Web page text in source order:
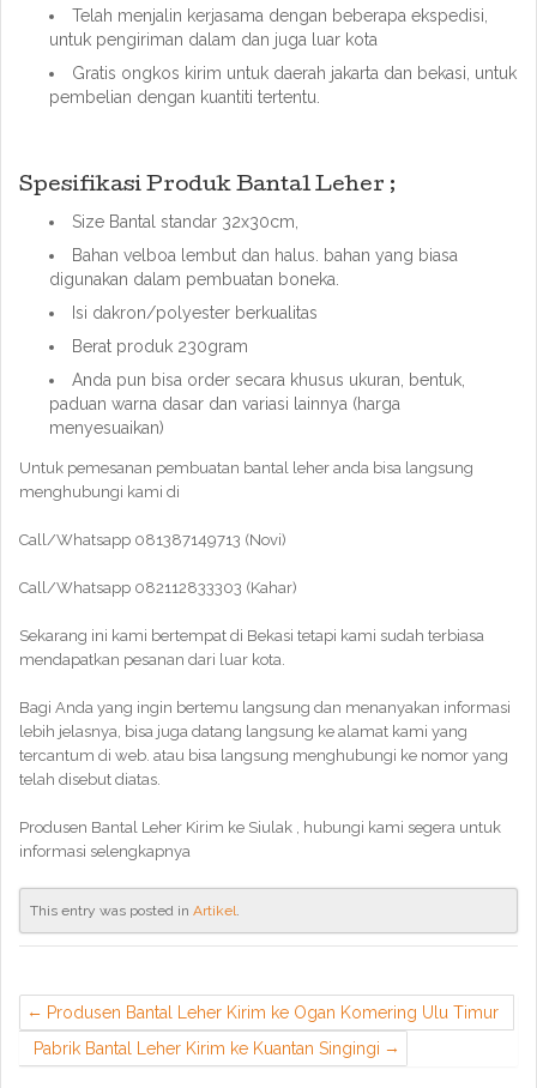
Telah menjalin kerjasama dengan beberapa ekspedisi,
untuk pengiriman dalam dan juga luar kota
Gratis ongkos kirim untuk daerah jakarta dan bekasi, untuk
pembelian dengan kuantiti tertentu.
Spesifikasi Produk Bantal Leher ;
Size Bantal standar 32x30cm,
Bahan velboa lembut dan halus. bahan yang biasa
digunakan dalam pembuatan boneka.
Isi dakron/polyester berkualitas
Berat produk 230gram
Anda pun bisa order secara khusus ukuran, bentuk,
paduan warna dasar dan variasi lainnya (harga
menyesuaikan)
Untuk pemesanan pembuatan bantal leher anda bisa langsung
menghubungi kami di
Call/Whatsapp 081387149713 (Novi)
Call/Whatsapp 082112833303 (Kahar)
Sekarang ini kami bertempat di Bekasi tetapi kami sudah terbiasa
mendapatkan pesanan dari luar kota.
Bagi Anda yang ingin bertemu langsung dan menanyakan informasi
lebih jelasnya, bisa juga datang langsung ke alamat kami yang
tercantum di web. atau bisa langsung menghubungi ke nomor yang
telah disebut diatas.
Produsen Bantal Leher Kirim ke Siulak , hubungi kami segera untuk
informasi selengkapnya
This entry was posted in Artikel.
Produsen Bantal Leher Kirim ke Ogan Komering Ulu Timur
Pabrik Bantal Leher Kirim ke Kuantan Singingi